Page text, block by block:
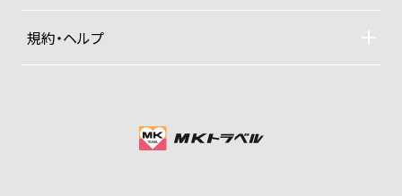
ドライバー紹介
四季折々の京都紀行
規約・ヘルプ
募集型企画旅行約款